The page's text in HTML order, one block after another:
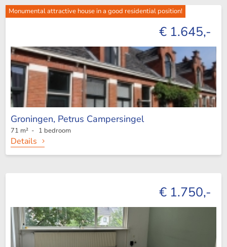
Monumental attractive house in a good residential position!
€ 1.645,-
Groningen, Petrus Campersingel
71 m² - 1 bedroom
Details
€ 1.750,-